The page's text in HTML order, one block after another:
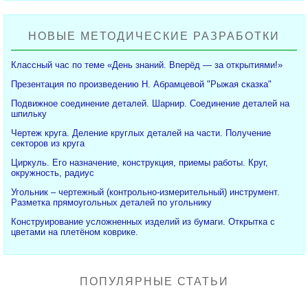
НОВЫЕ МЕТОДИЧЕСКИЕ РАЗРАБОТКИ
Классный час по теме «День знаний. Вперёд — за открытиями!»
Презентация по произведению Н. Абрамцевой "Рыжая сказка"
Подвижное соединение деталей. Шарнир. Соединение деталей на
шпильку
Чертеж круга. Деление круглых деталей на части. Получение
секторов из круга
Циркуль. Его назначение, конструкция, приемы работы. Круг,
окружность, радиус
Угольник – чертежный (контрольно-измерительный) инструмент.
Разметка прямоугольных деталей по угольнику
Конструирование усложненных изделий из бумаги. Открытка с
цветами на плетёном коврике.
ПОПУЛЯРНЫЕ СТАТЬИ